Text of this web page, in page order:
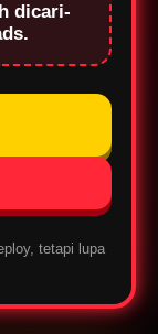
dicari-
tetapi lupa